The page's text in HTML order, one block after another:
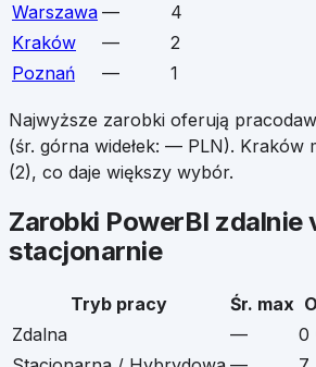
Warszawa —
4
Kraków
—
2
Poznań
— 1
Najwyższe zarobki oferują
(śr. górna widełek: — PLN). Kraków
(2), co daje większy wybór.
Zarobki PowerBI zdalnie
stacjonarnie
Tryb pracy Śr. max
Zdalna
— 0